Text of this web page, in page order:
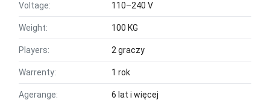
Voltage: 110–240 V
Weight: 100 KG
Players: 2 graczy
Warrenty: 1 rok
Agerange: 6 lat i więcej